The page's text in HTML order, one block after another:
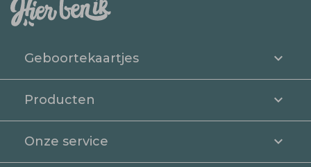
Geboortekaartjes
Producten
Onze service